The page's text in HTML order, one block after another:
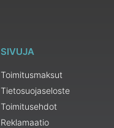
SIVUJA
Toimitusmaksut
Tietosuojaseloste
Toimitusehdot
Reklamaatio